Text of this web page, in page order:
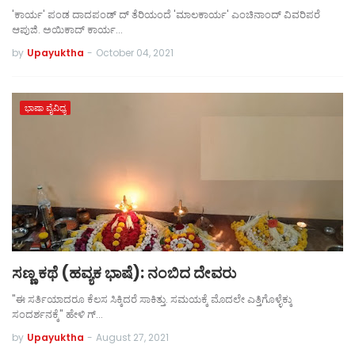
'ಕಾರ್ಯ' ಪಂಡ ದಾದಪಂಡ್ ದ್‌ ತೆರಿಯಂದೆ 'ಮಾಲಕಾರ್ಯ' ಎಂಚಿನಾಂದ್ ವಿವರಿಪರೆ
ಆಪುಜಿ. ಅಯಿಕಾದ್ ಕಾರ್ಯ…
by Upayuktha - October 04, 2021
ಭಾಷಾ ವೈವಿಧ್ಯ
ಸಣ್ಣ ಕಥೆ (ಹವ್ಯಕ ಭಾಷೆ): ನಂಬಿದ ದೇವರು
"ಈ ಸರ್ತಿಯಾದರೂ ಕೆಲಸ ಸಿಕ್ಕಿದರೆ ಸಾಕಿತ್ತು. ಸಮಯಕ್ಕೆ ಮೊದಲೇ ಎತ್ತಿಗೊಳ್ಳೆಕ್ಕು
ಸಂದರ್ಶನಕ್ಕೆ" ಹೇಳಿ ಗ್…
by Upayuktha - August 27, 2021